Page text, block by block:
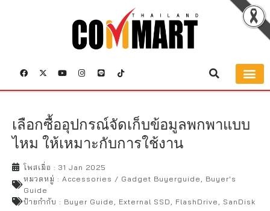
เลือกซื้ออุปกรณ์จัดเก็บข้อมูลพกพาแบบ
ไหม ให้เหมาะกับการใช้งาน
โพสเมื่อ : 31 Jan 2025
หมวดหมู่ : Accessories / Gadget Buyerguide
Buyer's
Guide
ป้ายกำกับ : Buyer Guide External SSD FlashDrive SanDisk